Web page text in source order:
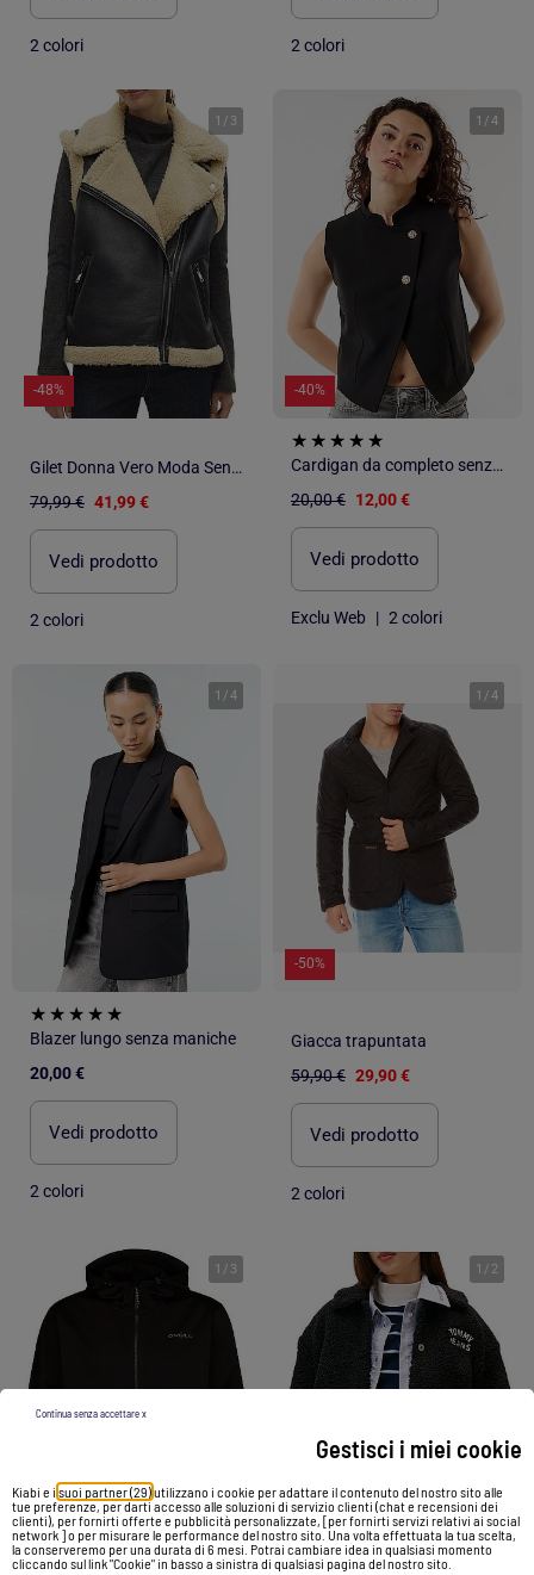
Gestisci i miei cookie
Kiabi e i suoi partner (29)utilizzano i cookie per adattare il contenuto del nostro sito alle
tue preferenze, per darti accesso alle soluzioni di servizio clienti (chat e recensioni dei
clienti), per fornirti offerte e pubblicità personalizzate, [per fornirti servizi relativi ai social
network ] o per misurare le performance del nostro sito. Una volta effettuata la tua scelta,
la conserveremo per una durata di 6 mesi. Potrai cambiare idea in qualsiasi momento
cliccando sul link "Cookie" in basso a sinistra di qualsiasi pagina del nostro sito.
Continua senza accettare x
2 colori 2 colori
1 / 3
-48%
Gilet Donna Vero Moda Senza Maniche
79,99 € 41,99 €
Vedi prodotto
2 colori
1 /4
-40%
Cardigan da completo senza maniche con apertura simmetrica
20,00 € 12,00 €
Vedi prodotto
Exclu Web | 2 colori
1 /4
Blazer lungo senza maniche
20,00 €
Vedi prodotto
2 colori
1 /4
-50%
Giacca trapuntata
59,90 € 29,90 €
Vedi prodotto
2 colori
1 / 3
-58%
1 / 2
-32%